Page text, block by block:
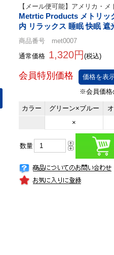
【メール便可能】アメリカ・
Metrtic Products メトリッ
内 リラックス 睡眠 快眠 遮
商品番号 met0007
通常価格 1,320円 (税込)
価格を表
カラー グリーン×ブルー
×
数量